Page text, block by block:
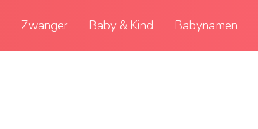
Zwanger Baby & Kind Babynamen